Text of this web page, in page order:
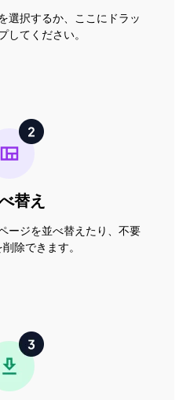
選択するか、ここにドラッ
してください。
替え
ージを並べ替えたり、不要
除できます。